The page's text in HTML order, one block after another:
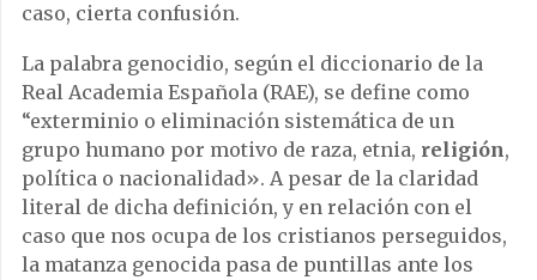
caso, cierta confusión.
La palabra genocidio, según el diccionario de la
Real Academia Española (RAE), se define como
“exterminio o eliminación sistemática de un
grupo humano por motivo de raza, etnia, religión,
política o nacionalidad». A pesar de la claridad
literal de dicha definición, y en relación con el
caso que nos ocupa de los cristianos perseguidos,
la matanza genocida pasa de puntillas ante los